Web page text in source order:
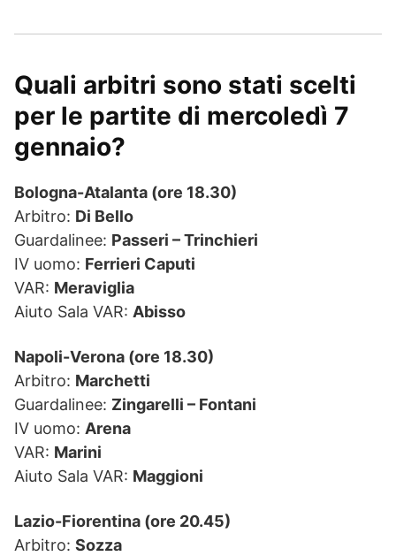
Quali arbitri sono stati scelti
per le partite di mercoledì 7
gennaio?
Bologna-Atalanta (ore 18.30)
Arbitro: Di Bello
Guardalinee: Passeri – Trinchieri
IV uomo: Ferrieri Caputi
VAR: Meraviglia
Aiuto Sala VAR: Abisso
Napoli-Verona (ore 18.30)
Arbitro: Marchetti
Guardalinee: Zingarelli – Fontani
IV uomo: Arena
VAR: Marini
Aiuto Sala VAR: Maggioni
Lazio-Fiorentina (ore 20.45)
Arbitro: Sozza